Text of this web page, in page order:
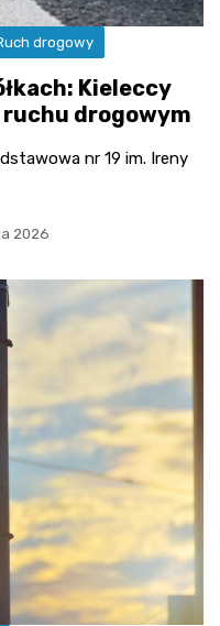
drogowy
Kieleccy
drogowym
nr 19 im. Ireny
2026